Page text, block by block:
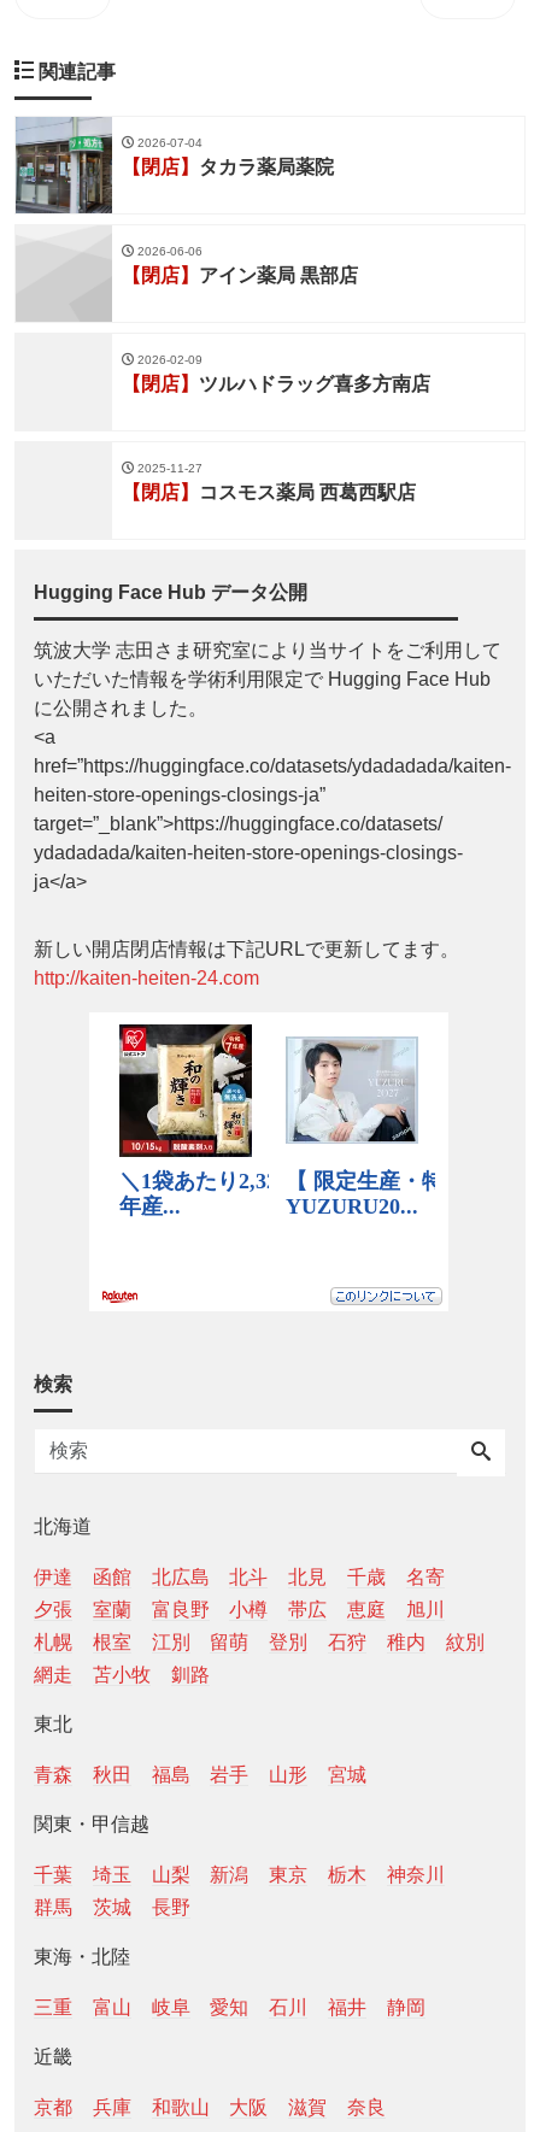
関連記事
2026-07-04
【閉店】 タカラ薬局薬院
2026-06-06
【閉店】 アイン薬局 黒部店
2026-02-09
【閉店】 ツルハドラッグ喜多方南店
2025-11-27
【閉店】 コスモス薬局 西葛西駅店
Hugging Face Hub データ公開
筑波大学 志田さま研究室により当サイトをご利用して
いただいた情報を学術利用限定で Hugging Face Hub
に公開されました。
<a
href=”https://huggingface.co/datasets/ydadadada/kaiten-
heiten-store-openings-closings-ja”
target=”_blank”>https://huggingface.co/datasets/
ydadadada/kaiten-heiten-store-openings-closings-
ja</a>
新しい開店閉店情報は下記URLで更新してます。
http://kaiten-heiten-24.com
検索
北海道
伊達 函館 北広島 北斗 北見 千歳
名寄
夕張
室蘭 富良野 小樽 帯広 恵庭
旭川
札幌
根室 江別 留萌 登別 石狩 稚内
紋別
網走
苫小牧 釧路
東北
青森 秋田 福島 岩手 山形 宮城
関東・甲信越
千葉 埼玉 山梨 新潟 東京 栃木
神奈川
群馬
茨城 長野
東海・北陸
三重 富山 岐阜 愛知 石川 福井 静岡
近畿
京都 兵庫 和歌山 大阪 滋賀 奈良